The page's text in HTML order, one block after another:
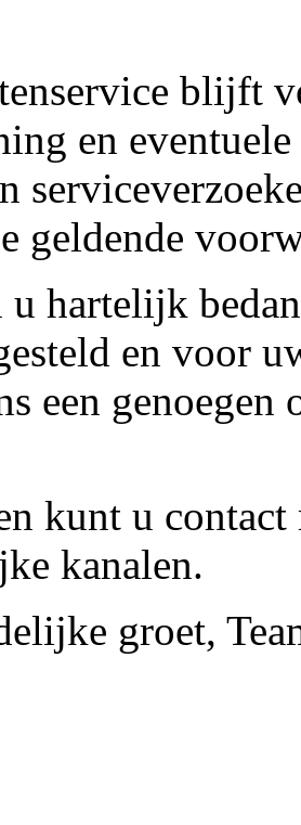
blijft
en
geldende
hartelijk
en voor
een
kunt u contact
kanalen.
groet,